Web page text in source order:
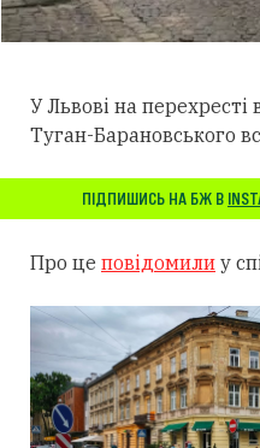
У Львові на перехресті
Туган-Барановського
ПІДПИШИСЬ НА БЖ В
Про це повідомили у